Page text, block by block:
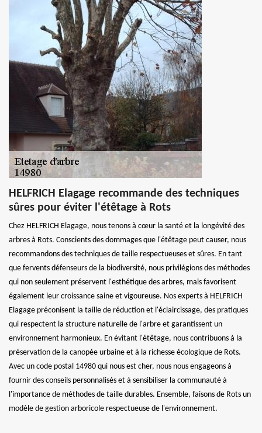
HELFRICH Elagage recommande des techniques
sûres pour éviter l'étêtage à Rots
Chez HELFRICH Elagage, nous tenons à cœur la santé et la longévité des
arbres à Rots. Conscients des dommages que l'étêtage peut causer, nous
recommandons des techniques de taille respectueuses et sûres. En tant
que fervents défenseurs de la biodiversité, nous privilégions des méthodes
qui non seulement préservent l'esthétique des arbres, mais favorisent
également leur croissance saine et vigoureuse. Nos experts à HELFRICH
Elagage préconisent la taille de réduction et l'éclaircissage, des pratiques
qui respectent la structure naturelle de l'arbre et garantissent un
environnement harmonieux. En évitant l'étêtage, nous contribuons à la
préservation de la canopée urbaine et à la richesse écologique de Rots.
Avec un code postal 14980 qui nous est cher, nous nous engageons à
fournir des conseils personnalisés et à sensibiliser la communauté à
l'importance de méthodes de taille durables. Ensemble, faisons de Rots un
modèle de gestion arboricole respectueuse de l'environnement.